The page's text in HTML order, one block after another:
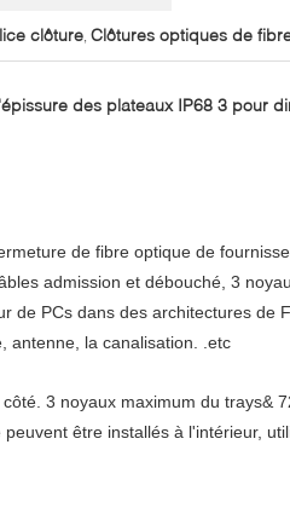
clôture, Clôtures optiques de
des plateaux IP68 3 pour
de fibre optique de
admission et débouché, 3
de PCs dans des architectures de
antenne, la canalisation. .etc
3 noyaux maximum du trays&
être installés à l'intérieur,